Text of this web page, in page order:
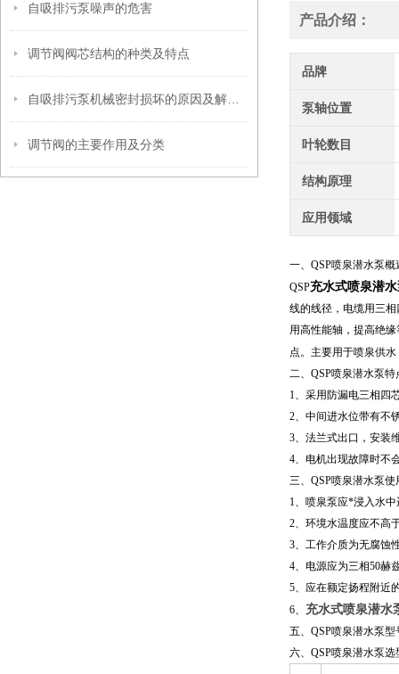
自吸排污泵噪声的危害
调节阀阀芯结构的种类及特点
调节阀的主要作用及分类
产品介绍：
品牌
泵轴位置
叶轮数目
结构原理
应用领域
一、 QSP喷泉潜水泵概
QSP充水式喷泉潜
线的线径，电缆用三
用高性能轴，提高绝缘
点。 主要用于喷泉供
二、 QSP喷泉潜水泵特
1、 采用防漏电三相四
2、 中间进水位带有不
3、法兰式出口，安装
4、电机出现故障时不
三、 QSP喷泉潜水泵使
1、喷泉泵应*浸入水
2、环境水温度应不高
3、工作介质为无腐蚀
4、电源应为三相50赫
5、应在额定扬程附近
6、 充水式喷泉潜水
五、 QSP喷泉潜水泵型
六、 QSP喷泉潜水泵选